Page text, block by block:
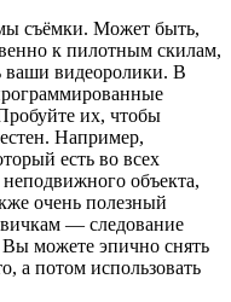
съёмки. Может быть,
к пилотным скилам,
ваши видеоролики. В
их, чтобы
Например,
есть во всех
объекта,
очень полезный
— следование
можете эпично снять
а потом использовать